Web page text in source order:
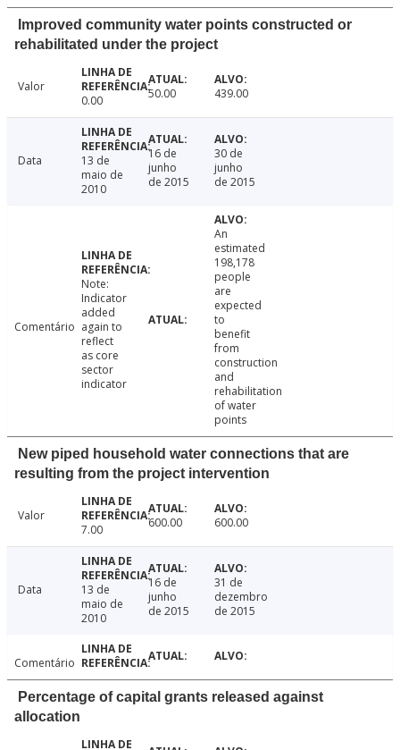
Improved community water points constructed or
rehabilitated under the project
Valor
0.00
50.00 439.00
Data
13 de
maio de
2010
16 de
junho
de 2015
30 de
junho
de 2015
Comentário
Note:
Indicator
added
again to
reflect
as core
sector
indicator
An
estimated
198,178
people
are
expected
to
benefit
from
construction
and
rehabilitation
of water
points
New piped household water connections that are
resulting from the project intervention
Valor
7.00
600.00 600.00
Data
13 de
maio de
2010
16 de
junho
de 2015
31 de
dezembro
de 2015
Comentário
Percentage of capital grants released against
allocation